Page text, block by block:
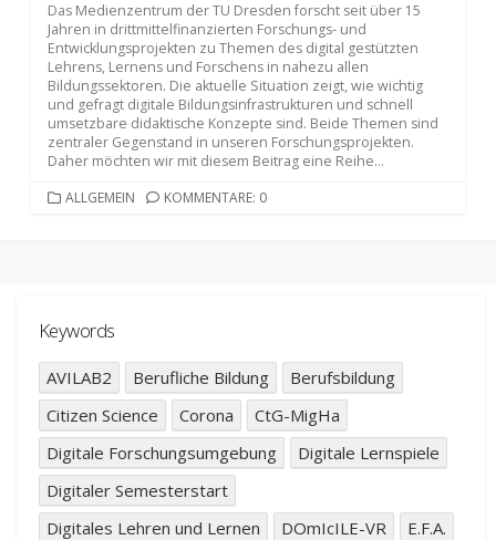
Das Medienzentrum der TU Dresden forscht seit über 15
Jahren in drittmittelfinanzierten Forschungs- und
Entwicklungsprojekten zu Themen des digital gestützten
Lehrens, Lernens und Forschens in nahezu allen
Bildungssektoren. Die aktuelle Situation zeigt, wie wichtig
und gefragt digitale Bildungsinfrastrukturen und schnell
umsetzbare didaktische Konzepte sind. Beide Themen sind
zentraler Gegenstand in unseren Forschungsprojekten.
Daher möchten wir mit diesem Beitrag eine Reihe...
KATEGORIEN
ALLGEMEIN KOMMENTARE: 0
Keywords
AVILAB2 Berufliche Bildung
Berufsbildung
Citizen Science
Corona
CtG-MigHa
Digitale Forschungsumgebung
Digitale Lernspiele
Digitaler Semesterstart
Digitales Lehren und Lernen
DOmIcILE-VR
E.F.A.